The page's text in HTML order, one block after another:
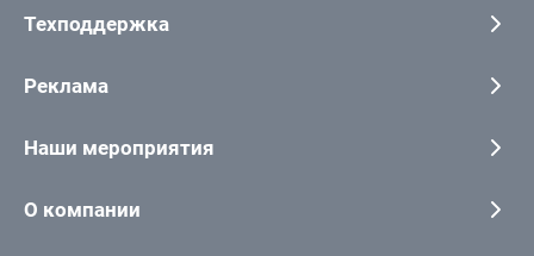
Техподдержка
Реклама
Наши мероприятия
О компании